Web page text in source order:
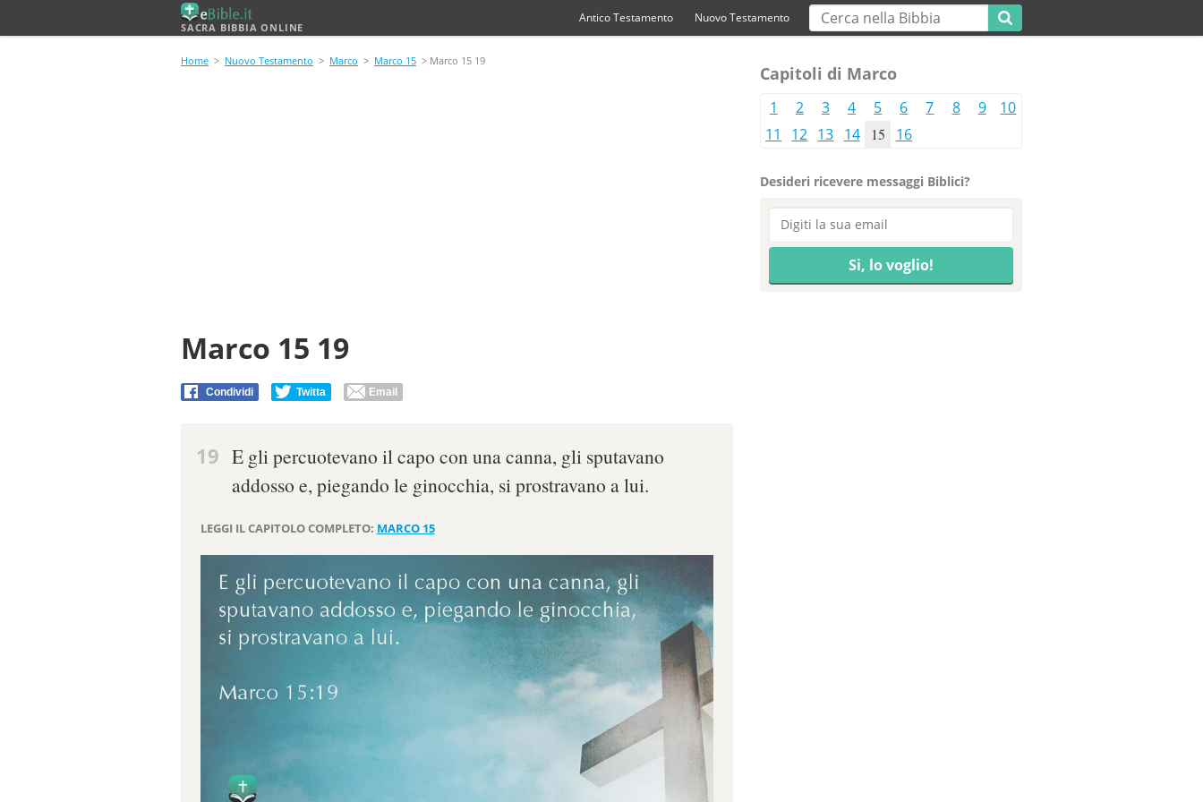
SACRA BIBBIA ONLINE
Antico Testamento Nuovo Testamento
Home > Nuovo Testamento > Marco > Marco 15 > Marco 15 19
Marco 15 19
Condividi Twitta Email
19 E gli percuotevano il capo con una canna, gli sputavano
addosso e, piegando le ginocchia, si prostravano a lui.
LEGGI IL CAPITOLO COMPLETO: MARCO 15
Capitoli di Marco
1 2 3 4 5 6 7 8 9
10
11
12 13 14 15 16
Desideri ricevere messaggi Biblici?